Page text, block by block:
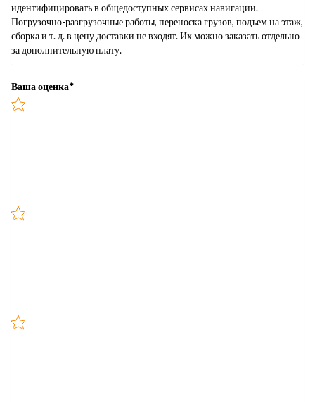
идентифицировать в общедоступных сервисах навигации.
Погрузочно-разгрузочные работы, переноска грузов, подъем на этаж,
сборка и т. д. в цену доставки не входят. Их можно заказать отдельно
за дополнительную плату.
Ваша оценка*